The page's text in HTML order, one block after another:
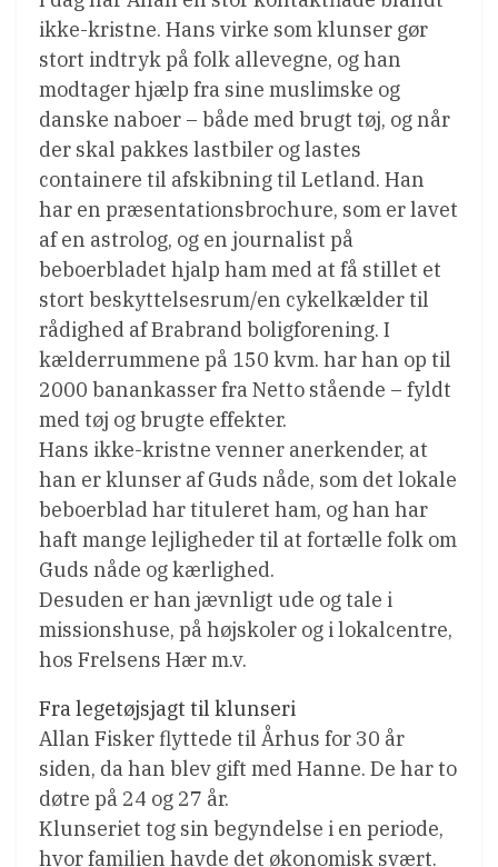
ikke-kristne. Hans virke som klunser gør
stort indtryk på folk allevegne, og han
modtager hjælp fra sine muslimske og
danske naboer – både med brugt tøj, og når
der skal pakkes lastbiler og lastes
containere til afskibning til Letland. Han
har en præsentationsbrochure, som er lavet
af en astrolog, og en journalist på
beboerbladet hjalp ham med at få stillet et
stort beskyttelsesrum/en cykelkælder til
rådighed af Brabrand boligforening. I
kælderrummene på 150 kvm. har han op til
2000 banankasser fra Netto stående – fyldt
med tøj og brugte effekter.
Hans ikke-kristne venner anerkender, at
han er klunser af Guds nåde, som det lokale
beboerblad har tituleret ham, og han har
haft mange lejligheder til at fortælle folk om
Guds nåde og kærlighed.
Desuden er han jævnligt ude og tale i
missionshuse, på højskoler og i lokalcentre,
hos Frelsens Hær m.v.
Fra legetøjsjagt til klunseri
Allan Fisker flyttede til Århus for 30 år
siden, da han blev gift med Hanne. De har to
døtre på 24 og 27 år.
Klunseriet tog sin begyndelse i en periode,
hvor familien havde det økonomisk svært.